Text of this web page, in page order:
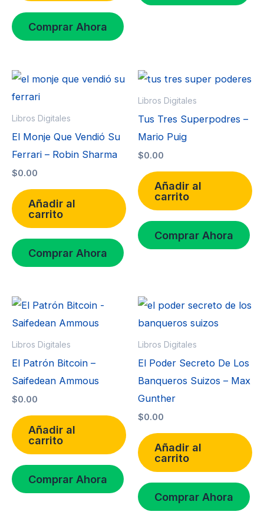
Comprar Ahora
Libros Digitales
El Monje Que Vendió Su
Ferrari – Robin Sharma
$0.00
Añadir al
carrito
Comprar Ahora
Libros Digitales
Tus Tres Superpodres –
Mario Puig
$0.00
Añadir al
carrito
Comprar Ahora
Libros Digitales
El Patrón Bitcoin –
Saifedean Ammous
$0.00
Añadir al
carrito
Comprar Ahora
Libros Digitales
El Poder Secreto De Los
Banqueros Suizos – Max
Gunther
$0.00
Añadir al
carrito
Comprar Ahora